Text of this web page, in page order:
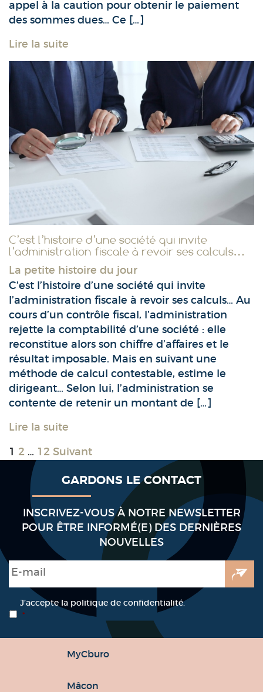
appel à la caution pour obtenir le paiement
des sommes dues… Ce […]
Lire la suite
C’est l’histoire d’une société qui invite
l’administration fiscale à revoir ses calculs…
La petite histoire du jour
C’est l’histoire d’une société qui invite
l’administration fiscale à revoir ses calculs… Au
cours d’un contrôle fiscal, l’administration
rejette la comptabilité d’une société : elle
reconstitue alors son chiffre d’affaires et le
résultat imposable. Mais en suivant une
méthode de calcul contestable, estime le
dirigeant… Selon lui, l’administration se
contente de retenir un montant de […]
Lire la suite
1 2 … 12 Suivant
GARDONS LE CONTACT
INSCRIVEZ-VOUS À NOTRE NEWSLETTER
POUR ÊTRE INFORMÉ(E) DES DERNIÈRES
NOUVELLES
E-mail
RGPD *
J’accepte la politique de confidentialité.
*
MyCburo
Mâcon